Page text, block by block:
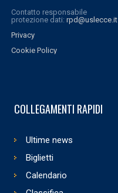
Contatto responsabile
protezione dati: rpd@uslecce.it
Privacy
Cookie Policy
COLLEGAMENTI RAPIDI
Ultime news
Biglietti
Calendario